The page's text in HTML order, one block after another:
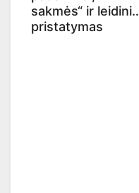
sakmės“ ir leidinio
pristatymas